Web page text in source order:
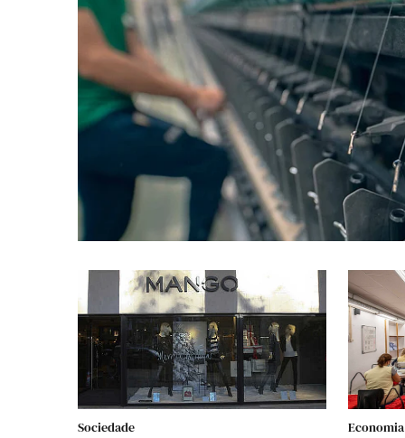
Sociedade Economia